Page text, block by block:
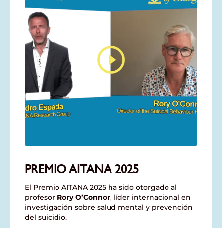
PREMIO AITANA 2025
El Premio AITANA 2025 ha sido otorgado al
profesor Rory O’Connor, líder internacional en
investigación sobre salud mental y prevención
del suicidio.